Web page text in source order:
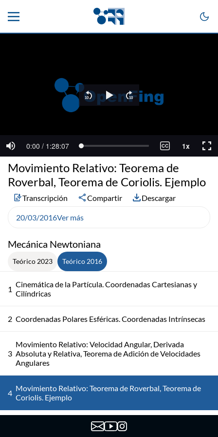
Mecánica Newtoniana
Teórico 2023 Teórico 2016
1 Cinemática de la Partícula. Coordenadas Cartesianas y
Cilíndricas
2 Coordenadas Polares Esféricas. Coordenadas Intrínsecas
3
Movimiento Relativo: Velocidad Angular, Derivada
Absoluta y Relativa, Teorema de Adición de Velocidades
Angulares
4 Movimiento Relativo: Teorema de Roverbal, Teorema de
Coriolis. Ejemplo
Leyes de Newton. Fuerza Gravitatoria, Fuerza Viscosa.
Movimiento Relativo: Teorema de
Roverbal, Teorema de Coriolis. Ejemplo
Transcripción Compartir Descargar
20/03/2016Ver más